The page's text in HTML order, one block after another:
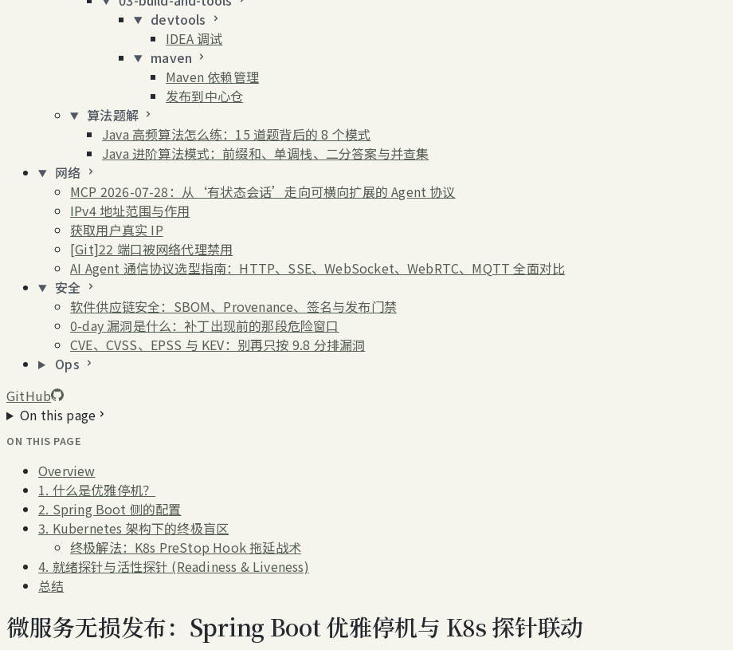
devtools
IDEA 调试
maven
Maven 依赖管理
发布到中心仓
算法题解
Java 高频算法怎么练：15 道题背后的 8 个模式
Java 进阶算法模式：前缀和、单调栈、二分答案与并查集
网络
MCP 2026-07-28：从‘有状态会话’走向可横向扩展的 Agent 协议
IPv4 地址范围与作用
获取用户真实 IP
[Git]22 端口被网络代理禁用
AI Agent 通信协议选型指南：HTTP、SSE、WebSocket、WebRTC、MQTT 全面对比
安全
软件供应链安全：SBOM、Provenance、签名与发布门禁
0-day 漏洞是什么：补丁出现前的那段危险窗口
CVE、CVSS、EPSS 与 KEV：别再只按 9.8 分排漏洞
Ops
GitHub
On this page
ON THIS PAGE
Overview
1. 什么是优雅停机？
2. Spring Boot 侧的配置
3. Kubernetes 架构下的终极盲区
终极解法：K8s PreStop Hook 拖延战术
4. 就绪探针与活性探针 (Readiness & Liveness)
总结
微服务无损发布：Spring Boot 优雅停机与 K8s 探针联动